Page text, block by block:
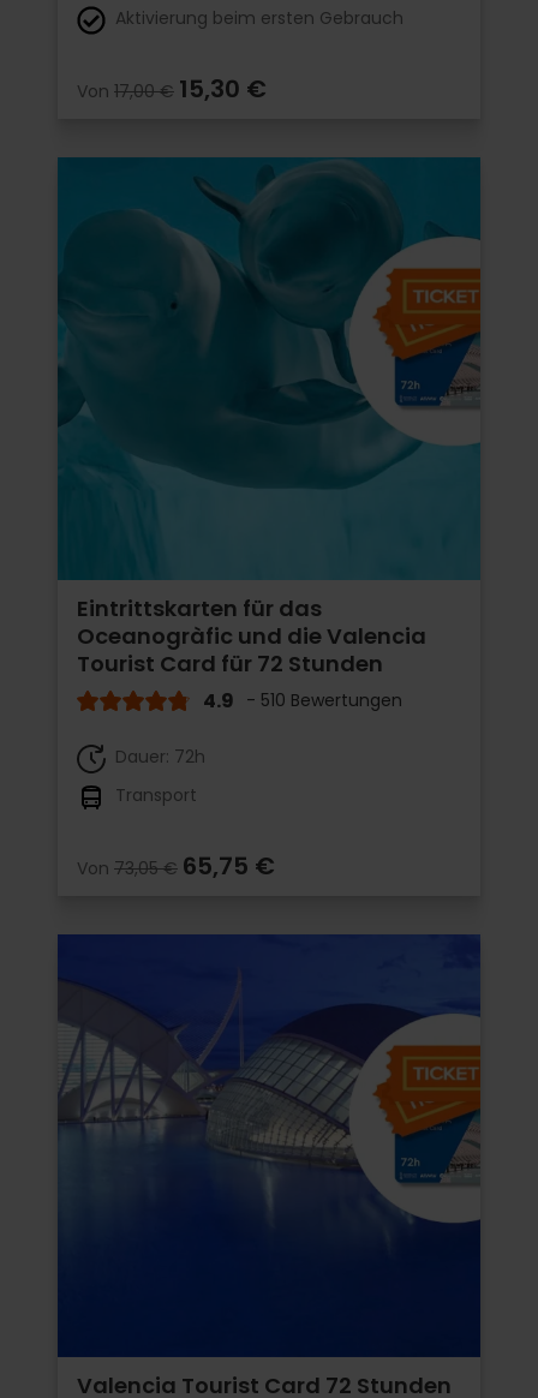
Aktivierung beim ersten Gebrauch
Von 17,00 € 15,30 €
Eintrittskarten für das
Oceanogràfic und die Valencia
Tourist Card für 72 Stunden
4.9 - 510 Bewertungen
Dauer: 72h
Transport
Von 73,05 € 65,75 €
Valencia Tourist Card 72 Stunden